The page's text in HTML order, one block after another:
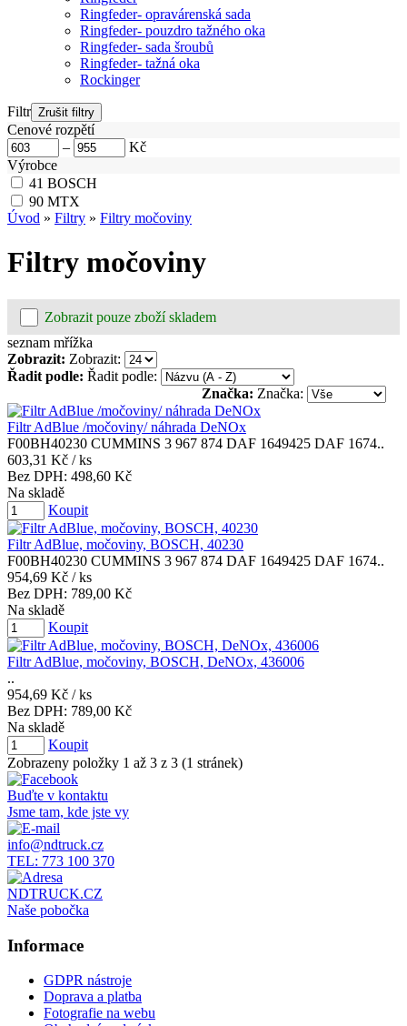
Ringfeder- opravárenská sada
Ringfeder- pouzdro tažného oka
Ringfeder- sada šroubů
Ringfeder- tažná oka
Rockinger
Filtr
Cenové rozpětí
–
Kč
Výrobce
41 BOSCH
90 MTX
Úvod » Filtry » Filtry močoviny
Filtry močoviny
Zobrazit pouze zboží skladem
seznam mřížka
Zobrazit: Zobrazit:
Řadit podle: Řadit podle:
Značka: Značka:
Filtr AdBlue /močoviny/ náhrada DeNOx
F00BH40230 CUMMINS 3 967 874 DAF 1649425 DAF 1674..
603,31 Kč / ks
Bez DPH: 498,60 Kč
Na skladě
Koupit
Filtr AdBlue, močoviny, BOSCH, 40230
F00BH40230 CUMMINS 3 967 874 DAF 1649425 DAF 1674..
954,69 Kč / ks
Bez DPH: 789,00 Kč
Na skladě
Koupit
Filtr AdBlue, močoviny, BOSCH, DeNOx, 436006
..
954,69 Kč / ks
Bez DPH: 789,00 Kč
Na skladě
Koupit
Zobrazeny položky 1 až 3 z 3 (1 stránek)
Buďte v kontaktu
Jsme tam, kde jste vy
info@ndtruck.cz
TEL: 773 100 370
NDTRUCK.CZ
Naše pobočka
Informace
GDPR nástroje
Doprava a platba
Fotografie na webu